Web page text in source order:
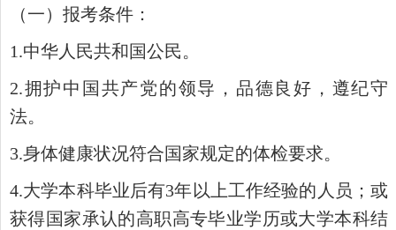
（一） 报考条件：
1.中华人民共和国公民。
2.拥护中国共产党的领导，品德良好，遵纪守
法。
3.身体健康状况符合国家规定的体检要求。
4.大学本科毕业后有3年以上工作经验的人员；或
获得国家承认的高职高专毕业学历或大学本科结